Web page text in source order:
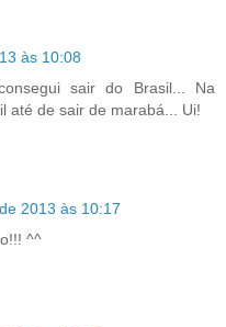
às 10:08
sair do Brasil... Na
até de sair de marabá... Ui!
2013 às 10:17
^^